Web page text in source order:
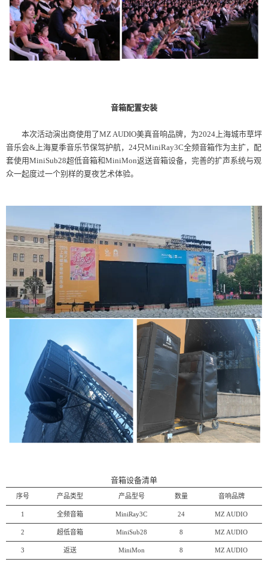
音箱配置安装
本次活动演出商使用了MZ AUDIO美真音响品牌，为2024上海城市草坪
音乐会&上海夏季音乐节保驾护航，24只MiniRay3C全频音箱作为主扩，配
套使用MiniSub28超低音箱和MiniMon返送音箱设备，完善的扩声系统与观
众一起度过一个别样的夏夜艺术体验。
音箱设备清单
序号 产品类型 产品型号 数量 音响品牌
1 全频音箱 MiniRay3C 24 MZ AUDIO
2 超低音箱 MiniSub28 8 MZ AUDIO
3 返送 MiniMon 8 MZ AUDIO